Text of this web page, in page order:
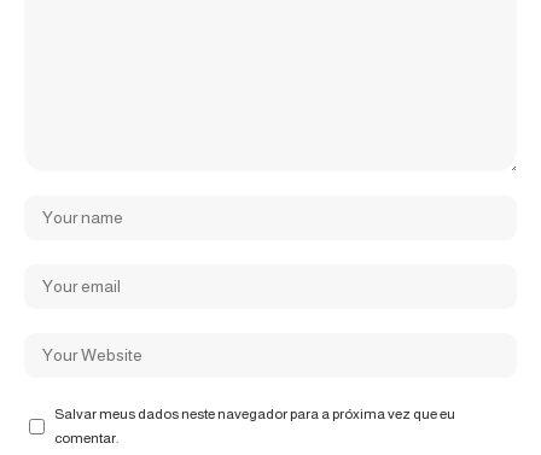
Salvar meus dados neste navegador para a próxima vez que eu
comentar.